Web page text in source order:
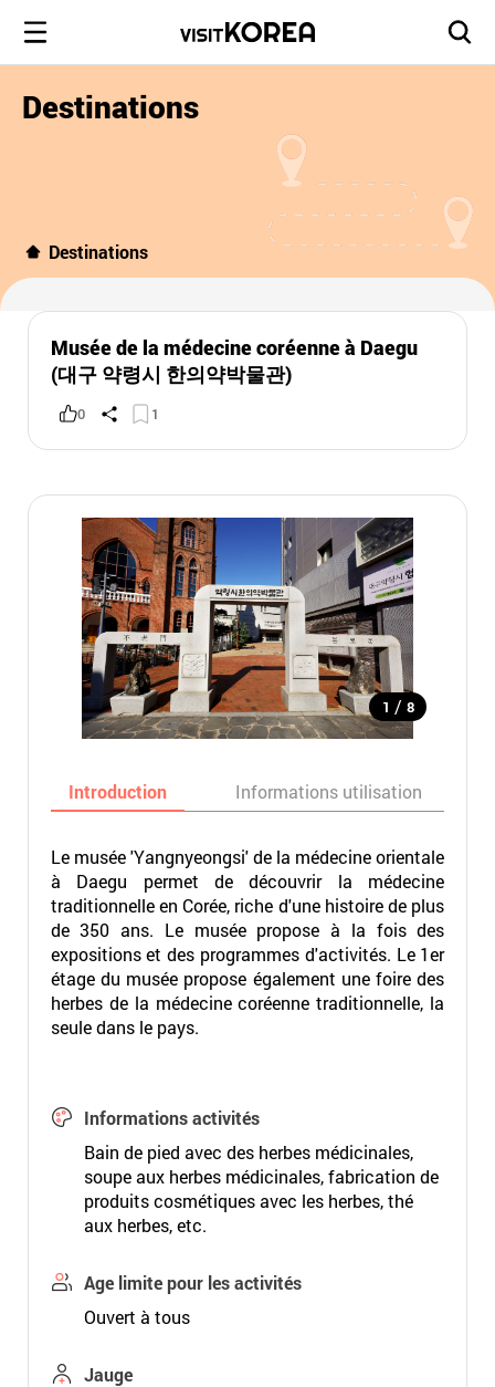
Destinations
Destinations
Musée de la médecine coréenne à Daegu
(대구 약령시 한의약박물관)
0 1
1 / 8
Introduction Informations utilisation
Le musée 'Yangnyeongsi' de la médecine orientale
à Daegu permet de découvrir la médecine
traditionnelle en Corée, riche d'une histoire de plus
de 350 ans. Le musée propose à la fois des
expositions et des programmes d'activités. Le 1er
étage du musée propose également une foire des
herbes de la médecine coréenne traditionnelle, la
seule dans le pays.
Informations activités
Bain de pied avec des herbes médicinales,
soupe aux herbes médicinales, fabrication de
produits cosmétiques avec les herbes, thé
aux herbes, etc.
Age limite pour les activités
Ouvert à tous
Jauge